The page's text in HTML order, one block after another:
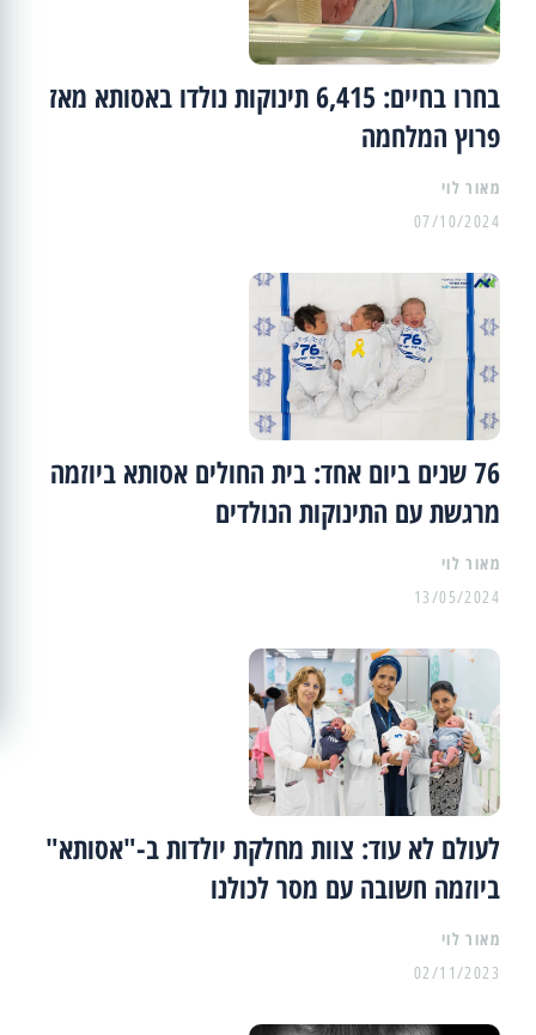
בחרו בחיים: 6,415 תינוקות נולדו באסותא מאז
פרוץ המלחמה
מאור לוי
07/10/2024
76 שנים ביום אחד: בית החולים אסותא ביוזמה
מרגשת עם התינוקות הנולדים
מאור לוי
13/05/2024
לעולם לא עוד: צוות מחלקת יולדות ב-"אסותא"
ביוזמה חשובה עם מסר לכולנו
מאור לוי
02/11/2023